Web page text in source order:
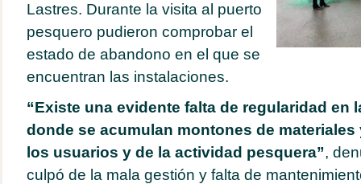
Lastres. Durante la visita al puerto
pesquero pudieron comprobar el
estado de abandono en el que se
encuentran las instalaciones.
“Existe una evidente falta de regularidad en
donde se acumulan montones de
los usuarios y de la actividad pesquera”,
culpó de la mala gestión y falta de